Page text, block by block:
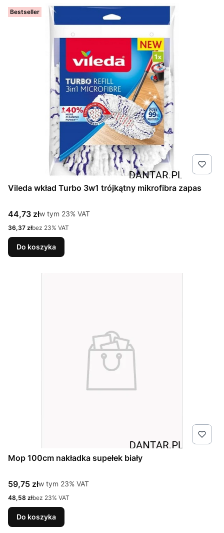
Bestseller
Vileda wkład Turbo 3w1 trójkątny mikrofibra zapas
Cena brutto
44,73 złw tym %s VAT
w tym 23% VAT
Cena netto
36,37 złbez 23% VAT
Do koszyka
Mop 100cm nakładka supełek biały
Cena brutto
59,75 złw tym %s VAT
w tym 23% VAT
Cena netto
48,58 złbez 23% VAT
Do koszyka